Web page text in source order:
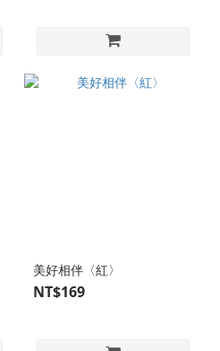
美好相伴〈紅〉
NT$169